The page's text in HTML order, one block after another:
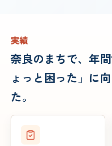
実績
奈良のまちで、年
ょっと困った」に
た。